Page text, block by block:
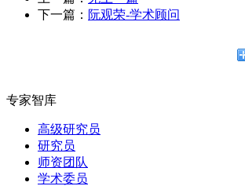
下一篇： 阮观荣-学术顾问
专家智库
高级研究员
研究员
师资团队
学术委员